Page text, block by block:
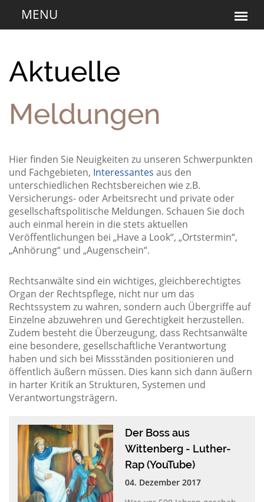
Aktuelle
Meldungen
Hier finden Sie Neuigkeiten zu unseren Schwerpunkten
und Fachgebieten, Interessantes aus den
unterschiedlichen Rechtsbereichen wie z.B.
Versicherungs- oder Arbeitsrecht und private oder
gesellschaftspolitische Meldungen. Schauen Sie doch
auch einmal herein in die stets aktuellen
Veröffentlichungen bei „Have a Look“, „Ortstermin“,
„Anhörung“ und „Augenschein“.
Rechtsanwälte sind ein wichtiges, gleichberechtigtes
Organ der Rechtspflege, nicht nur um das
Rechtssystem zu wahren, sondern auch Übergriffe auf
Einzelne abzuwehren und Gerechtigkeit herzustellen.
Zudem besteht die Überzeugung, dass Rechtsanwälte
eine besondere, gesellschaftliche Verantwortung
haben und sich bei Missständen positionieren und
öffentlich äußern müssen. Dies kann sich dann äußern
in harter Kritik an Strukturen, Systemen und
Verantwortungsträgern.
Der Boss aus
Wittenberg - Luther-
Rap (YouTube)
04. Dezember 2017